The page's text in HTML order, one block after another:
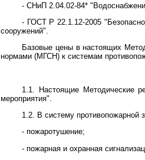
- СНиП 2.04.02-84*
- ГОСТ Р 22.1.12-2005
сооружений".
Базовые цены в настоящих
нормами (МГСН) к системам
1.1. Настоящие Методические
мероприятия".
1.2. В систему противопожарной
- пожаротушение;
- пожарная и охранная